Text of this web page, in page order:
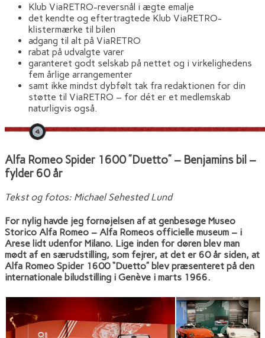
Klub ViaRETRO-reversnål i ægte emalje
det kendte og eftertragtede Klub ViaRETRO-
klistermærke til bilen
adgang til alt på ViaRETRO
rabat på udvalgte varer
garanteret godt selskab på nettet og i virkelighedens
fem årlige arrangementer
samt ikke mindst dybfølt tak fra redaktionen for din
støtte til ViaRETRO – for dét er et medlemskab
naturligvis også.
Alfa Romeo Spider 1600 ”Duetto” – Benjamins bil –
fylder 60 år
Tekst og fotos: Michael Sehested Lund
For nylig havde jeg fornøjelsen af at genbesøge Museo
Storico Alfa Romeo – Alfa Romeos officielle museum – i
Arese lidt udenfor Milano. Lige inden for døren blev man
mødt af en særudstilling, som fejrer, at det er 60 år siden, at
Alfa Romeo Spider 1600 “Duetto” blev præsenteret på den
internationale biludstilling i Genève i marts 1966.